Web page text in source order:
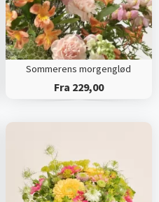
Sommerens morgenglød
Fra 229,00